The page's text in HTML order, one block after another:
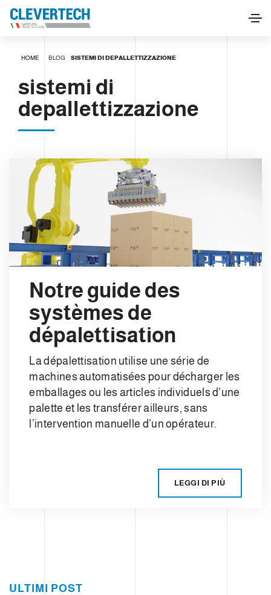
HOME BLOG SISTEMI DI DEPALLETTIZZAZIONE
sistemi di
depallettizzazione
Notre guide des
systèmes de
dépalettisation
La dépalettisation utilise une série de
machines automatisées pour décharger les
emballages ou les articles individuels d’une
palette et les transférer ailleurs, sans
l’intervention manuelle d’un opérateur.
LEGGI DI PIÙ
ULTIMI POST